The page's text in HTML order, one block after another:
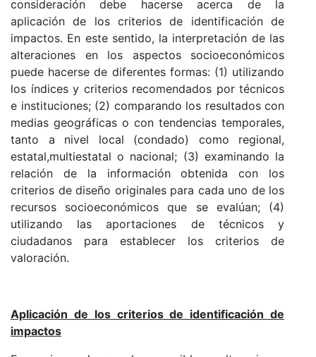
consideración debe hacerse acerca de la
aplicación de los criterios de identificación de
impactos. En este sentido, la interpretación de las
alteraciones en los aspectos socioeconómicos
puede hacerse de diferentes formas: (1) utilizando
los índices y criterios recomendados por técnicos
e instituciones; (2) comparando los resultados con
medias geográficas o con tendencias temporales,
tanto a nivel local (condado) como regional,
estatal,multiestatal o nacional; (3) examinando la
relación de la información obtenida con los
criterios de diseño originales para cada uno de los
recursos socioeconómicos que se evalúan; (4)
utilizando las aportaciones de técnicos y
ciudadanos para establecer los criterios de
valoración.
Aplicación de los criterios de identificación de
impactos